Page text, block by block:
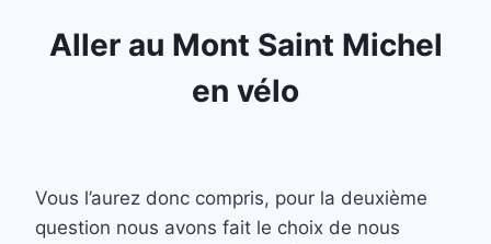
Aller au Mont Saint Michel
en vélo
Vous l’aurez donc compris, pour la deuxième
question nous avons fait le choix de nous